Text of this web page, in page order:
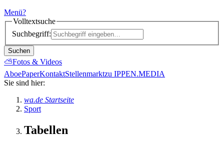
Menü?
Volltextsuche
Suchbegriff:
Suchen
⛅Fotos & Videos
AboePaperKontaktStellenmarktzu IPPEN.MEDIA
Sie sind hier:
wa.de Startseite
Sport
Tabellen